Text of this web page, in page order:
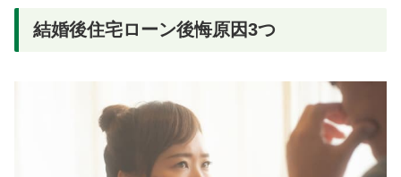
結婚後住宅ローン後悔原因3つ